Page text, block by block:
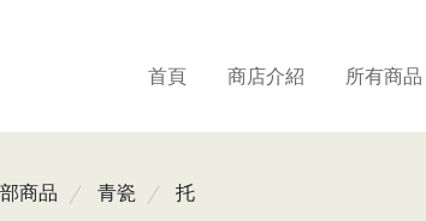
首頁 商店介紹 所有商品
商品 青瓷 托